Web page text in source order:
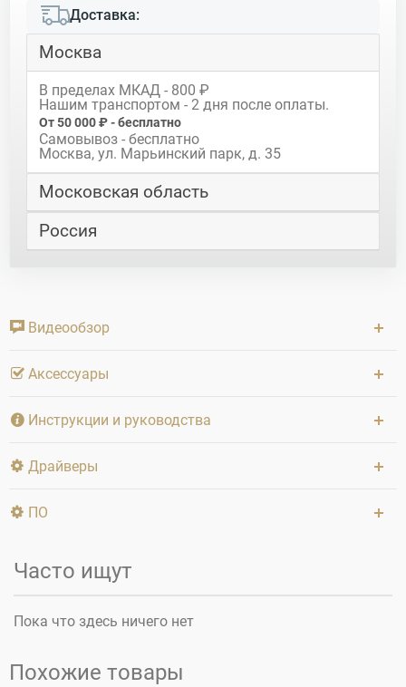
Доставка:
Москва
В пределах МКАД - 800 ₽
Нашим транспортом - 2 дня после оплаты.
От 50 000 ₽ - бесплатно
Самовывоз - бесплатно
Москва, ул. Марьинский парк, д. 35
Московская область
Россия
Видеообзор
Аксессуары
Инструкции и руководства
Драйверы
ПО
Часто ищут
Пока что здесь ничего нет
Похожие товары